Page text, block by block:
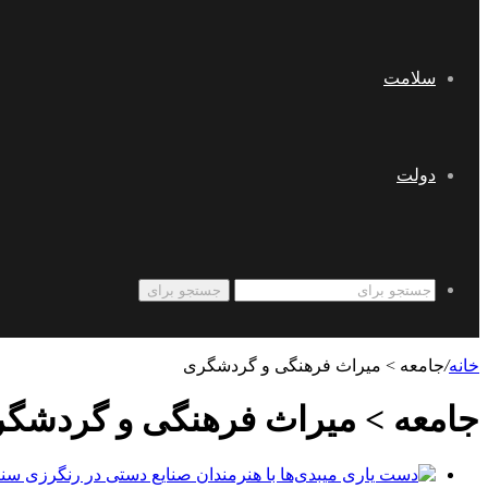
سلامت
دولت
جستجو برای
خانه/جامعه > میراث فرهنگی و گردشگری
جامعه > میراث فرهنگی و